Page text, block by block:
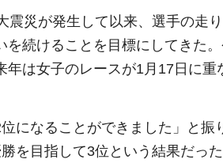
災が発生して以来、選手の走
続けることを目標にしてきた
は女子のレースが1月17日に重
になることができました」と振
を目指して3位という結果だっ